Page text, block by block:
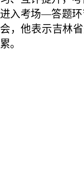
进入考场—答题
会，他表示吉林
累。